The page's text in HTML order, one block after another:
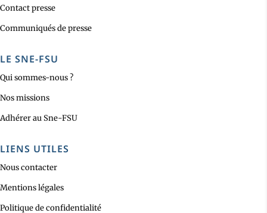
Contact presse
Communiqués de presse
LE SNE-FSU
Qui sommes-nous ?
Nos missions
Adhérer au Sne-FSU
LIENS UTILES
Nous contacter
Mentions légales
Politique de confidentialité